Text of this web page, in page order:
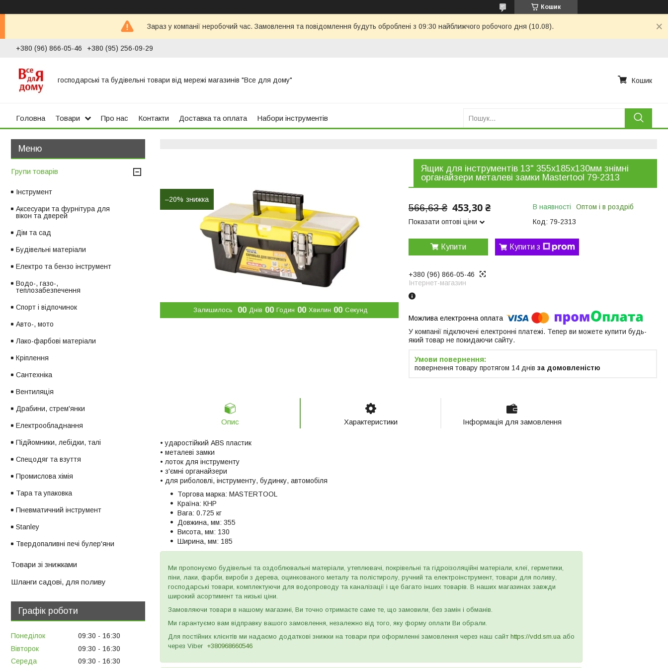
Кошик
Зараз у компанії неробочий час. Замовлення та повідомлення будуть оброблені з 09:30 найближчого робочого дня (10.08).
+380 (96) 866-05-46 +380 (95) 256-09-29
господарські та будівельні товари від мережі магазинів "Все для дому" Кошик
Головна Товари Про нас Контакти Доставка та оплата Набори інструментів
–20%
Залишилось 00 Днів 00 Годин 00 Хвилин 00 Секунд
Ящик для інструментів 13" 355х185х130мм знімні
органайзери металеві замки Mastertool 79-2313
566,63 ₴ 453,30 ₴
Показати оптові ціни
В наявності
Оптом і в роздріб
Код: 79-2313
Купити Купити з
+380 (96) 866-05-46
Інтернет-магазин
У компанії підключені електронні платежі. Тепер ви можете купити будь-
який товар не покидаючи сайту.
повернення товару протягом 14 днів за домовленістю
Опис Характеристики Інформація для замовлення
• ударостійкий ABS пластик
• металеві замки
• лоток для інструменту
• з'ємні органайзери
• для риболовлі, інструменту, будинку, автомобіля
Торгова марка: MASTERTOOL
Країна: КНР
Вага: 0.725 кг
Довжина, мм: 355
Висота, мм: 130
Ширина, мм: 185
Ми пропонуємо будівельні та оздоблювальні матеріали, утеплювачі, покрівельні та гідроізоляційні матеріали, клеї, герметики,
піни, лаки, фарби, вироби з дерева, оцинкованого металу та полістиролу, ручний та електроінструмент, товари для поливу,
господарські товари, комплектуючи для водопроводу та каналізації і ще багато інших товарів. В наших магазинах завжди
широкий асортимент та низькі ціни.
Замовляючи товари в нашому магазині, Ви точно отримаєте саме те, що замовили, без замін і обманів.
Ми гарантуємо вам відправку вашого замовлення, незалежно від того, яку форму оплати Ви обрали.
Для постійних клієнтів ми надаємо додаткові знижки на товари при оформленні замовлення через наш сайт https://vdd.sm.ua або
через Viber +380968660546
Групи товарів
Інструмент
Аксесуари та фурнітура для
вікон та дверей
Дім та сад
Будівельні матеріали
Електро та бензо інструмент
Водо-, газо-,
теплозабезпечення
Спорт і відпочинок
Авто-, мото
Лако-фарбові матеріали
Кріплення
Сантехніка
Вентиляція
Драбини, стрем'янки
Електрообладнання
Підйомники, лебідки, талі
Спецодяг та взуття
Промислова хімія
Тара та упаковка
Пневматичний інструмент
Stanley
Твердопаливні печі булер'яни
Товари зі знижками
Шланги садові, для поливу
Графік роботи
Понеділок 09:30
16:30
Вівторок
09:30
16:30
Середа
09:30
16:30